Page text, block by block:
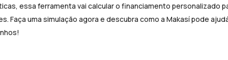
essa ferramenta vai calcular o financiamento personalizado
Faça uma simulação agora e descubra como a Makasí pode